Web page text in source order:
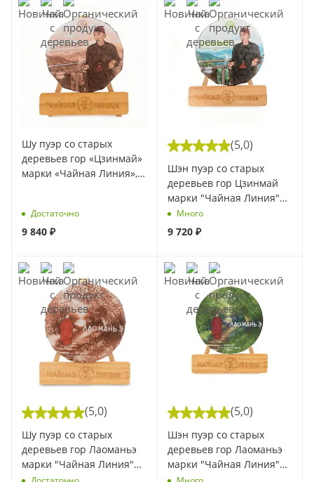
Шу пуэр со старых
деревьев гор «Цзинмай»
марки «Чайная Линия»,
Достаточно
9 840 ₽
(5,0)
Шэн пуэр со старых
деревьев гор Цзинмай
марки "Чайная Линия"
200 г. (Весна 2025) (1 шт)
Много
9 720₽
(5,0)
Шу пуэр со старых
деревьев гор Лаоманьэ
марки "Чайная Линия"
200 г (Весна 2024) (1 шт)
(5,0)
Шэн пуэр со старых
деревьев гор Лаоманьэ
марки "Чайная Линия"
200 г (Весна 2025) (1 шт)